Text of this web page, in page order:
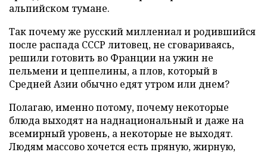
альпийском тумане.
Так почему же русский миллениал и родившийся
после распада СССР литовец, не сговариваясь,
решили готовить во Франции на ужин не
пельмени и цеппелины, а плов, который в
Средней Азии обычно едят утром или днем?
Полагаю, именно потому, почему некоторые
блюда выходят на наднациональный и даже на
всемирный уровень, а некоторые не выходят.
Людям массово хочется есть пряную, жирную,